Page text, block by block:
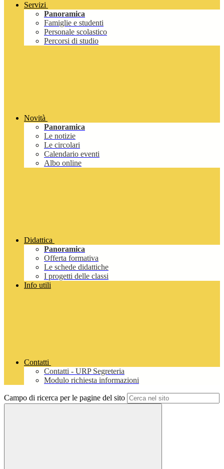
Servizi
Panoramica
Famiglie e studenti
Personale scolastico
Percorsi di studio
Novità
Panoramica
Le notizie
Le circolari
Calendario eventi
Albo online
Didattica
Panoramica
Offerta formativa
Le schede didattiche
I progetti delle classi
Info utili
Contatti
Contatti - URP Segreteria
Modulo richiesta informazioni
Campo di ricerca per le pagine del sito